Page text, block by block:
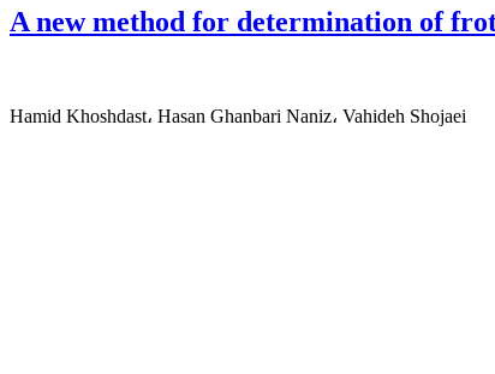
A new method for determination of
Hamid Khoshdast، Hasan Ghanbari Naniz، Vahideh Shojaei